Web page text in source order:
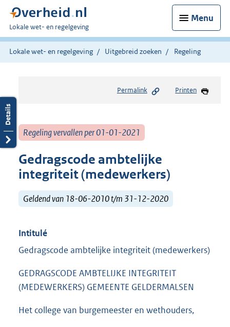
Menu
U
bent
hier:
Lokale wet- en regelgeving
Lokale wet- en regelgeving Uitgebreid zoeken Regeling
Permalink Printen
Regeling vervallen per 01-01-2021
Gedragscode ambtelijke
integriteit (medewerkers)
Geldend van 18-06-2010 t/m 31-12-2020
Intitulé
Gedragscode ambtelijke integriteit (medewerkers)
GEDRAGSCODE AMBTELIJKE INTEGRITEIT
(MEDEWERKERS) GEMEENTE GELDERMALSEN
Het college van burgemeester en wethouders,